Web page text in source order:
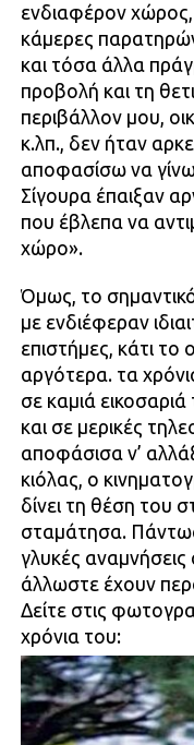
ενδιαφέρον χώρος,
κάμερες
και τόσα άλλα
προβολή και τη
περιβάλλον μου,
κ.λπ., δεν ήταν
αποφασίσω να
Σίγουρα έπαιξαν
που έβλεπα να
χώρο».
Όμως, το
με ενδιέφεραν
επιστήμες, κάτι
αργότερα. τα
σε καμιά
και σε μερικές
αποφάσισα ν’
κιόλας, ο
δίνει τη θέση του
σταμάτησα.
γλυκές
άλλωστε έχουν
Δείτε στις
χρόνια του: